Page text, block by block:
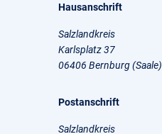
Hausanschrift
Salzlandkreis
Karlsplatz 37
06406 Bernburg (Saale)
Postanschrift
Salzlandkreis